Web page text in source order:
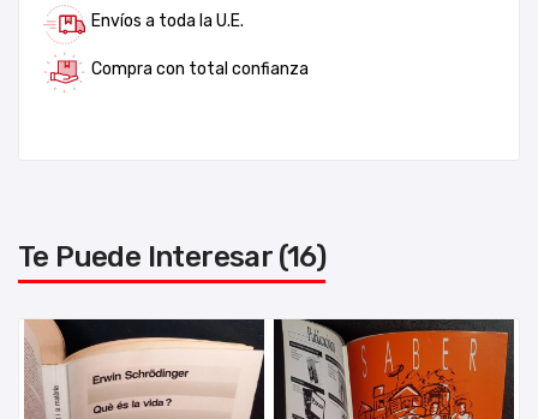
Envíos a toda la U.E.
Compra con total confianza
Te Puede Interesar (16)